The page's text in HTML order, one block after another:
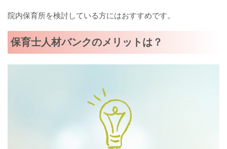
院内保育所を検討している方にはおすすめです。
保育士人材バンクのメリットは？